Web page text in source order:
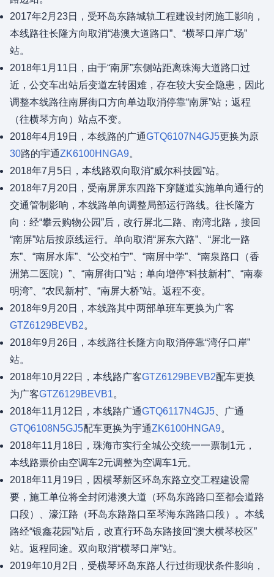
2017年2月23日，受环岛东路城轨工程建设封闭施工影响，
本线路往长隆方向取消“港澳大道路口”、“横琴口岸广场”
站。
2018年1月11日，由于“南屏”东侧站距离珠海大道路口过
近，公交车出站后变道左转困难，存在较大安全隐患，因此
调整本线路往南屏街口方向单边取消停靠“南屏”站；返程
（往横琴方向）站点不变。
2018年4月19日，本线路的广通GTQ6107N4GJ5更换为原
30路的宇通ZK6100HNGA9。
2018年7月5日，本线路双向取消“威尔科技园”站。
2018年7月20日，受南屏屏东四路下穿隧道实施单向通行的
交通管制影响，本线路单向调整局部运行路线。往长隆方
向：经“攀云购物公园”后，改行屏北二路、南湾北路，接回
“南屏”站后按原线运行。单向取消“屏东六路”、“屏北一路
东”、“南屏水库”、“公交柏宁”、“南屏中学”、“南泉路口（香
洲第二医院）”、“南屏街口”站；单向增停“科技新村”、“南泰
明湾”、“农民新村”、“南屏大桥”站。返程不变。
2018年9月20日，本线路其中两部单班车更换为广客
GTZ6129BEVB2。
2018年9月26日，本线路往长隆方向取消停靠“湾仔口岸”
站。
2018年10月22日，本线路广客GTZ6129BEVB2配车更换
为广客GTZ6129BEVB1。
2018年11月12日，本线路广通GTQ6117N4GJ5 、广通
GTQ6108N5GJ5配车更换为宇通ZK6100HNGA9。
2018年11月18日，珠海市实行全城公交统一一票制1元，
本线路票价由空调车2元调整为空调车1元。
2018年11月19日，因横琴新区环岛东路立交工程建设需
要，施工单位将全封闭港澳大道（环岛东路路口至都会道路
口段）、濠江路（环岛东路路口至琴海东路路口段）。本线
路经“银鑫花园”站后，改直行环岛东路接回“澳大横琴校区”
站。返程同途。双向取消“横琴口岸”站。
2019年10月2日，受横琴环岛东路人行过街现状条件影响，